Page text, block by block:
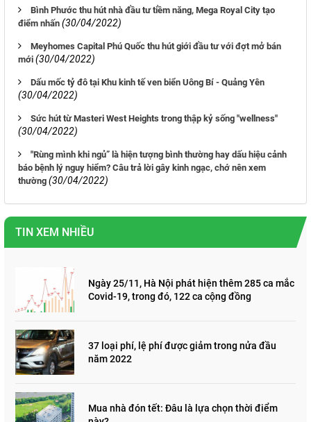
Bình Phước thu hút nhà đầu tư tiềm năng, Mega Royal City tạo
điểm nhấn (30/04/2022)
Meyhomes Capital Phú Quốc thu hút giới đầu tư với đợt mở bán
mới (30/04/2022)
Dấu mốc tỷ đô tại Khu kinh tế ven biển Uông Bí - Quảng Yên
(30/04/2022)
Sức hút từ Masteri West Heights trong thập kỷ sống "wellness"
(30/04/2022)
"Rùng mình khi ngủ” là hiện tượng bình thường hay dấu hiệu cảnh
báo bệnh lý nguy hiểm? Câu trả lời gây kinh ngạc, chớ nên xem
thường (30/04/2022)
TIN XEM NHIỀU
Ngày 25/11, Hà Nội phát hiện thêm 285 ca mắc
Covid-19, trong đó, 122 ca cộng đồng
37 loại phí, lệ phí được giảm trong nửa đầu
năm 2022
Mua nhà đón tết: Đâu là lựa chọn thời điểm